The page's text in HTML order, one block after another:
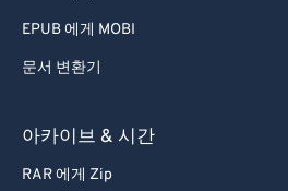
EPUB 에게 MOBI
문서 변환기
아카이브 & 시간
RAR 에게 Zip